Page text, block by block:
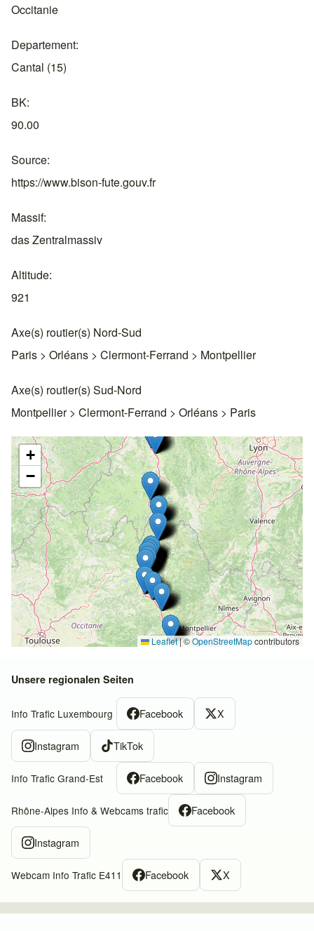
Occitanie
Departement
Cantal (15)
BK
90.00
Source
https://www.bison-fute.gouv.fr
Massif
das Zentralmassiv
Altitude
921
Axe(s) routier(s) Nord-Sud
Paris > Orléans > Clermont-Ferrand > Montpellier
Axe(s) routier(s) Sud-Nord
Montpellier > Clermont-Ferrand > Orléans > Paris
+
−
Leaflet|©OpenStreetMapcontributors
Unsere regionalen Seiten
Info Trafic Luxembourg Facebook X
Instagram TikTok
Info Trafic Grand-Est Facebook Instagram
Rhône-Alpes Info & Webcams trafic Facebook
Instagram
Webcam Info Trafic E411 Facebook X